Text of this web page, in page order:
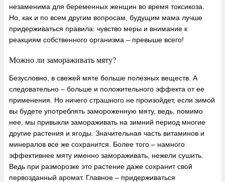
незаменима для беременных женщин во время токсикоза.
Но, как и по всем другим вопросам, будущим мама лучше
придерживаться правила: чувство меры и внимание к
реакциям собственного организма – превыше всего!
Можно ли замораживать мяту?
Безусловно, в свежей мяте больше полезных веществ. А
следовательно – больше и положительного эффекта от ее
применения. Но ничего страшного не произойдет, если зимой
вы будете употреблять замороженную мяту, ведь, помимо
нее, мы привыкли замораживать на зимний период многие
другие растения и ягоды. Значительная часть витаминов и
минералов все же сохранится. Более того – намного
эффективнее мяту именно замораживать, нежели сушить.
Ведь при разморозке это растение даже сохранит свой
первозданный аромат. Главное – придерживаться